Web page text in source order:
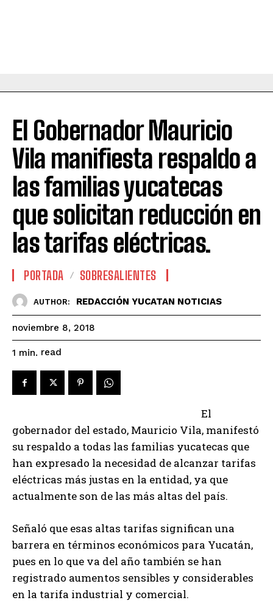
El Gobernador Mauricio
Vila manifiesta respaldo a
las familias yucatecas
que solicitan reducción en
las tarifas eléctricas.
PORTADA SOBRESALIENTES
AUTHOR: REDACCIÓN YUCATAN NOTICIAS
noviembre 8, 2018
1 min. read
El
gobernador del estado, Mauricio Vila, manifestó
su respaldo a todas las familias yucatecas que
han expresado la necesidad de alcanzar tarifas
eléctricas más justas en la entidad, ya que
actualmente son de las más altas del país.
Señaló que esas altas tarifas significan una
barrera en términos económicos para Yucatán,
pues en lo que va del año también se han
registrado aumentos sensibles y considerables
en la tarifa industrial y comercial.